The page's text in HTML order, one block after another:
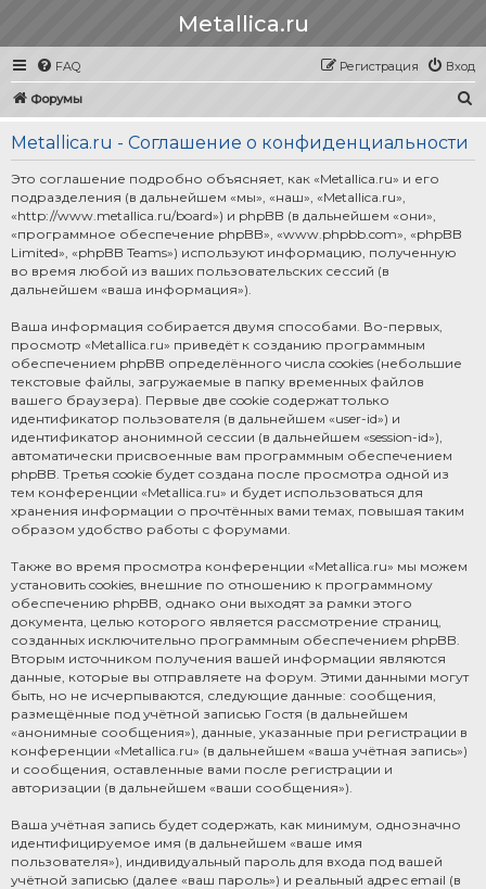
Metallica.ru
FAQ Вход
Регистрация
Форумы
Metallica.ru - Соглашение о конфиденциальности
Это соглашение подробно объясняет, как «Metallica.ru» и его
подразделения (в дальнейшем «мы», «наш», «Metallica.ru»,
«http://www.metallica.ru/board») и phpBB (в дальнейшем «они»,
«программное обеспечение phpBB», «www.phpbb.com», «phpBB
Limited», «phpBB Teams») используют информацию, полученную
во время любой из ваших пользовательских сессий (в
дальнейшем «ваша информация»).
Ваша информация собирается двумя способами. Во-первых,
просмотр «Metallica.ru» приведёт к созданию программным
обеспечением phpBB определённого числа cookies (небольшие
текстовые файлы, загружаемые в папку временных файлов
вашего браузера). Первые две cookie содержат только
идентификатор пользователя (в дальнейшем «user-id») и
идентификатор анонимной сессии (в дальнейшем «session-id»),
автоматически присвоенные вам программным обеспечением
phpBB. Третья cookie будет создана после просмотра одной из
тем конференции «Metallica.ru» и будет использоваться для
хранения информации о прочтённых вами темах, повышая таким
образом удобство работы с форумами.
Также во время просмотра конференции «Metallica.ru» мы можем
установить cookies, внешние по отношению к программному
обеспечению phpBB, однако они выходят за рамки этого
документа, целью которого является рассмотрение страниц,
созданных исключительно программным обеспечением phpBB.
Вторым источником получения вашей информации являются
данные, которые вы отправляете на форум. Этими данными могут
быть, но не исчерпываются, следующие данные: сообщения,
размещённые под учётной записью Гостя (в дальнейшем
«анонимные сообщения»), данные, указанные при регистрации в
конференции «Metallica.ru» (в дальнейшем «ваша учётная запись»)
и сообщения, оставленные вами после регистрации и
авторизации (в дальнейшем «ваши сообщения»).
Ваша учётная запись будет содержать, как минимум, однозначно
идентифицируемое имя (в дальнейшем «ваше имя
пользователя»), индивидуальный пароль для входа под вашей
учётной записью (далее «ваш пароль») и реальный адрес email (в